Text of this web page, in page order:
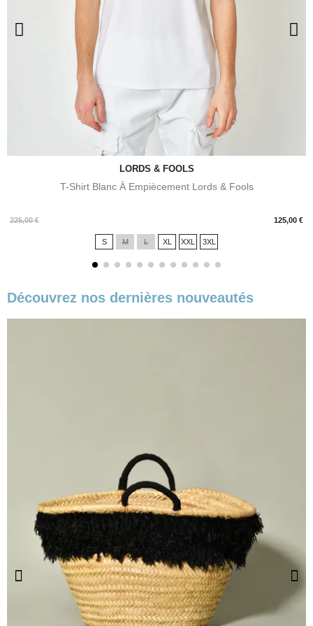
LORDS & FOOLS
T-Shirt Blanc À Empiècement Lords & Fools
225,00 € 125,00 €
Prix
S M L XL XXL 3XL
Découvrez nos dernières nouveautés